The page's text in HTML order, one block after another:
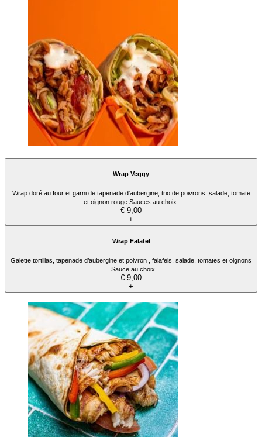
Wrap Veggy
Wrap doré au four et garni de tapenade d'aubergine, trio de poivrons ,salade, tomate
et oignon rouge.Sauces au choix.
€ 9,00
+
Wrap Falafel
Galette tortillas, tapenade d’aubergine et poivron , falafels, salade, tomates et oignons
. Sauce au choix
€ 9,00
+